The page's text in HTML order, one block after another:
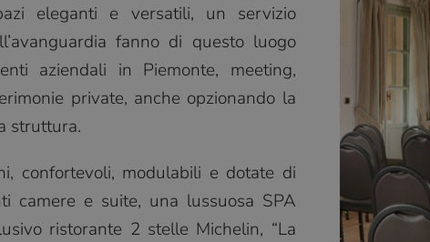
eleganti e versatili, un servizio
fanno di questo luogo
aziendali in Piemonte, meeting,
private, anche opzionando la
struttura.
confortevoli, modulabili e dotate di
camere e suite, una lussuosa SPA
ristorante 2 stelle Michelin, “La